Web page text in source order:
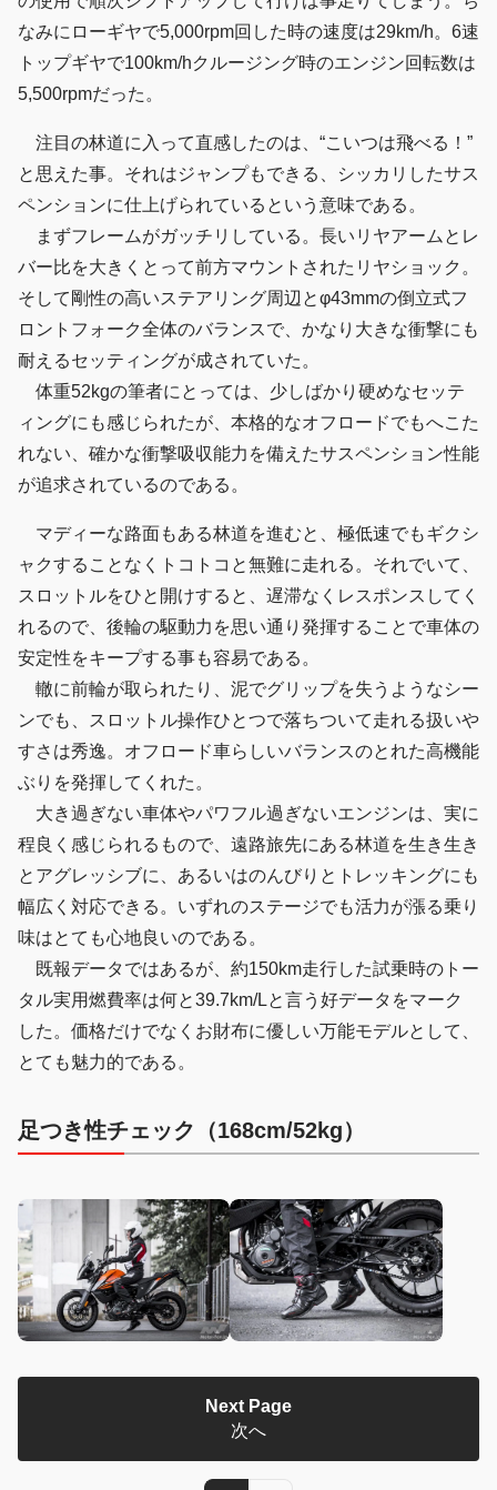
なみにローギヤで5,000rpm回した時の速度は29km/h。6速
トップギヤで100km/hクルージング時のエンジン回転数は
5,500rpmだった。
注目の林道に入って直感したのは、“こいつは飛べる！”
と思えた事。それはジャンプもできる、シッカリしたサス
ペンションに仕上げられているという意味である。
まずフレームがガッチリしている。長いリヤアームとレ
バー比を大きくとって前方マウントされたリヤショック。
そして剛性の高いステアリング周辺とφ43mmの倒立式フ
ロントフォーク全体のバランスで、かなり大きな衝撃にも
耐えるセッティングが成されていた。
体重52kgの筆者にとっては、少しばかり硬めなセッテ
ィングにも感じられたが、本格的なオフロードでもへこた
れない、確かな衝撃吸収能力を備えたサスペンション性能
が追求されているのである。
マディーな路面もある林道を進むと、極低速でもギクシ
ャクすることなくトコトコと無難に走れる。それでいて、
スロットルをひと開けすると、遅滞なくレスポンスしてく
れるので、後輪の駆動力を思い通り発揮することで車体の
安定性をキープする事も容易である。
轍に前輪が取られたり、泥でグリップを失うようなシー
ンでも、スロットル操作ひとつで落ちついて走れる扱いや
すさは秀逸。オフロード車らしいバランスのとれた高機能
ぶりを発揮してくれた。
大き過ぎない車体やパワフル過ぎないエンジンは、実に
程良く感じられるもので、遠路旅先にある林道を生き生き
とアグレッシブに、あるいはのんびりとトレッキングにも
幅広く対応できる。いずれのステージでも活力が漲る乗り
味はとても心地良いのである。
既報データではあるが、約150km走行した試乗時のトー
タル実用燃費率は何と39.7km/Lと言う好データをマーク
した。価格だけでなくお財布に優しい万能モデルとして、
とても魅力的である。
足つき性チェック（168cm/52kg）
Next Page
次へ